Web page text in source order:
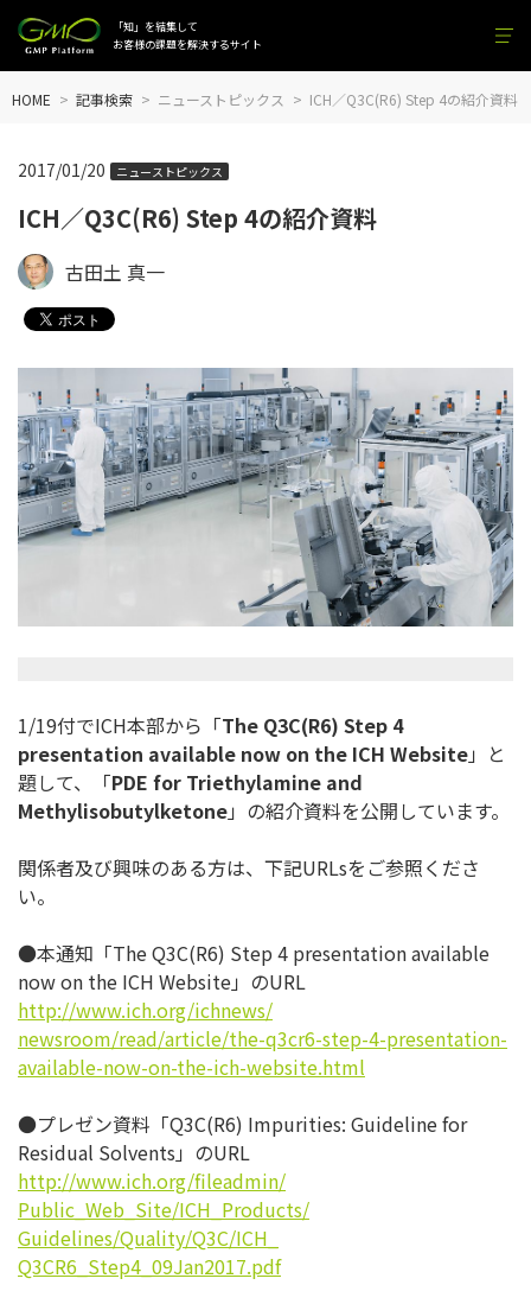
「知」を結集して
お客様の課題を解決するサイト
HOME 記事検索 ニューストピックス ICH／Q3C(R6) Step 4の紹介資料
ICH／Q3C(R6) Step 4の紹介資料
2017/01/20 ニューストピックス
古田土 真一
1/19付でICH本部から「The Q3C(R6) Step 4
presentation available now on the ICH Website」と
題して、「PDE for Triethylamine and
Methylisobutylketone」 の紹介資料を公開しています。
関係者及び興味のある方は、下記URLsをご参照くださ
い。
●本通知「The Q3C(R6) Step 4 presentation available
now on the ICH Website」のURL
http://www.ich.org/ichnews/
newsroom/read/article/the-q3cr6-step-4-presentation-
available-now-on-the-ich-website.html
●プレゼン資料「Q3C(R6) Impurities: Guideline for
Residual Solvents」のURL
http://www.ich.org/fileadmin/
Public_Web_Site/ICH_Products/
Guidelines/Quality/Q3C/ICH_
Q3CR6_Step4_09Jan2017.pdf